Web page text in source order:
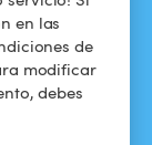
en las
de
modificar
debes
Política de
confidencialidad
Aviso legal